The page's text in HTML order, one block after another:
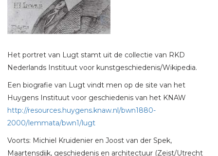
Het portret van Lugt stamt uit de collectie van RKD
Nederlands Instituut voor kunstgeschiedenis/Wikipedia.
Een biografie van Lugt vindt men op de site van het
Huygens Instituut voor geschiedenis van het KNAW
http://resources.huygens.knaw.nl/bwn1880-
2000/lemmata/bwn1/lugt
Voorts: Michiel Kruidenier en Joost van der Spek,
Maartensdijk, geschiedenis en architectuur (Zeist/Utrecht